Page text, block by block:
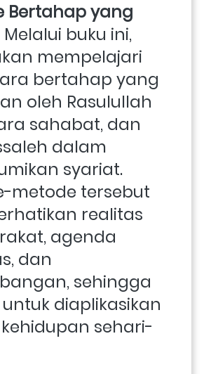
Bertahap yang
Melalui buku ini,
mempelajari
bertahap yang
oleh Rasulullah
sahabat, dan
dalam
syariat.
metode tersebut
realitas
agenda
dan
sehingga
diaplikasikan
sehari-